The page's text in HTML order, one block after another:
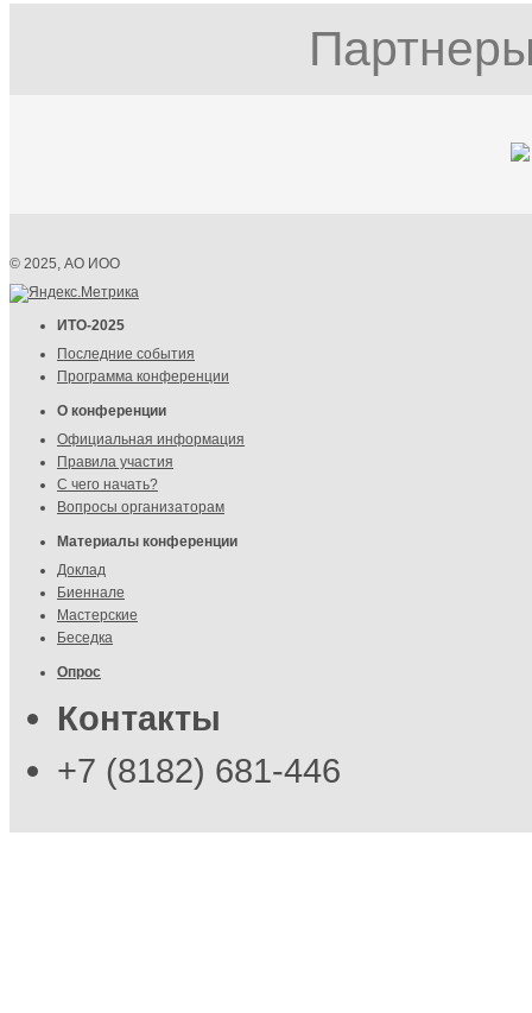
© 2025, АО ИОО
ИТО-2025
Последние события
Программа конференции
О конференции
Официальная информация
Правила участия
С чего начать?
Вопросы организаторам
Материалы конференции
Доклад
Биеннале
Мастерские
Беседка
Опрос
Контакты
+7 (8182) 681-446